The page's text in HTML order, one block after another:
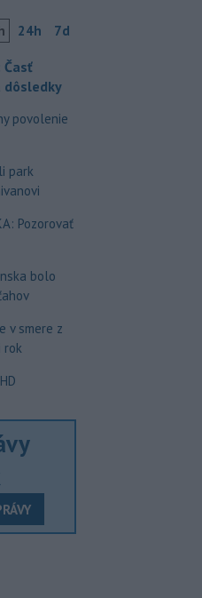
24h 7d
Časť
dôsledky
povolenie
park
Pozorovať
bolo
v smere z
rok